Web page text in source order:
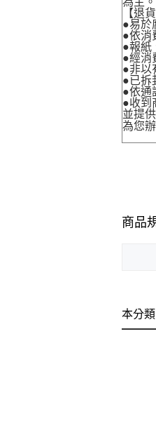
【退
●易於
●依消
●報紙
●經消
●非以
●已拆
●依通
●收到
並提
為您
商品
本分